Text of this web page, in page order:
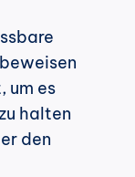
um es
halten
den